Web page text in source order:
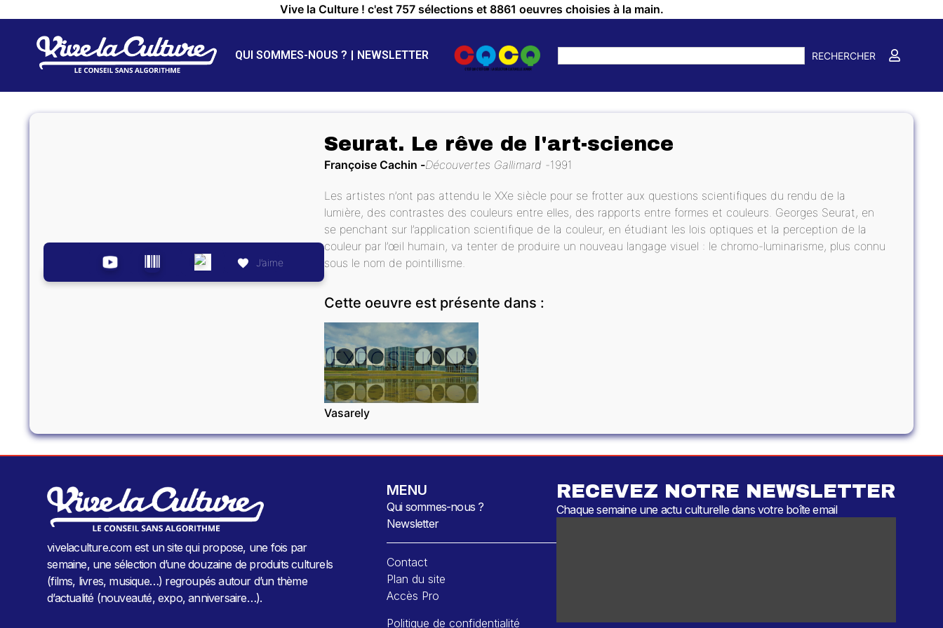
Vive la Culture ! c'est 757 sélections et 8861 oeuvres choisies à la main.
QUI SOMMES-NOUS ? NEWSLETTER RECHERCHER
J’aime
Seurat. Le rêve de l'art-science
Françoise Cachin Découvertes Gallimard 1991
Les artistes n’ont pas attendu le XXe siècle pour se frotter aux questions scientifiques du rendu de la
lumière, des contrastes des couleurs entre elles, des rapports entre formes et couleurs. Georges Seurat, en
se penchant sur l’application scientifique de la couleur, en étudiant les lois optiques et la perception de la
couleur par l’œil humain, va tenter de produire un nouveau langage visuel : le chromo-luminarisme, plus connu
sous le nom de pointillisme.
Cette oeuvre est présente dans :
EXPOSITIONS
Vasarely
vivelaculture.com est un site qui propose, une fois par
semaine, une sélection d’une douzaine de produits culturels
(films, livres, musique…) regroupés autour d’un thème
d’actualité (nouveauté, expo, anniversaire…).
MENU
Qui sommes-nous ?
Newsletter
Contact
Plan du site
Accès Pro
Politique de confidentialité
RECEVEZ NOTRE NEWSLETTER
Chaque semaine une actu culturelle dans votre boîte email